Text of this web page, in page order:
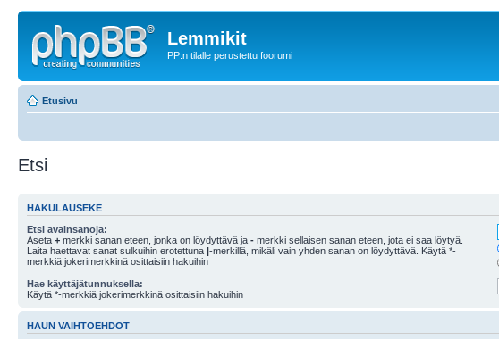
Lemmikit
PP:n tilalle perustettu foorumi
Etusivu
Etsi
HAKULAUSEKE
Etsi avainsanoja:
Aseta + merkki sanan eteen, jonka on löydyttävä ja - merkki sellaisen sanan eteen, jota ei saa löytyä.
Laita haettavat sanat sulkuihin erotettuna |-merkillä, mikäli vain yhden sanan on löydyttävä. Käytä *-
merkkiä jokerimerkkinä osittaisiin hakuihin
Hae käyttäjätunnuksella:
Käytä *-merkkiä jokerimerkkinä osittaisiin hakuihin
HAUN VAIHTOEHDOT